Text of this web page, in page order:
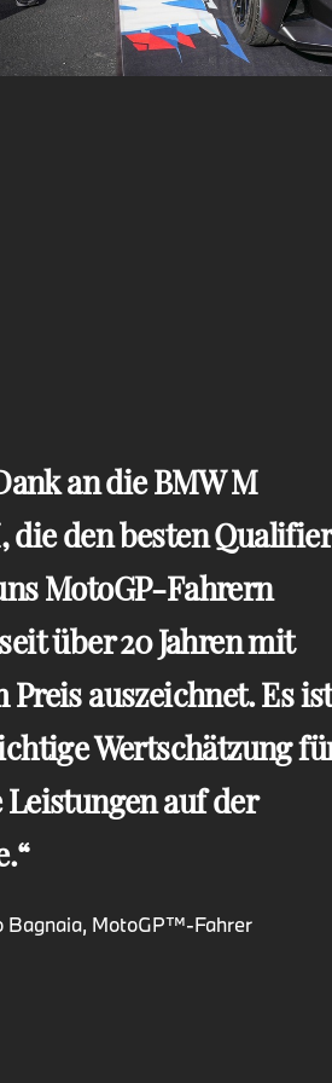
an die BMW M
die den besten Qualifier
MotoGP-Fahrern
über 20 Jahren mit
Preis auszeichnet. Es ist
Wertschätzung
auf der
Bagnaia, MotoGP™-Fahrer